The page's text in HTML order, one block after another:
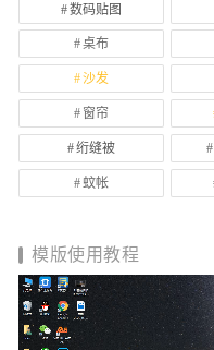
数码贴图
桌布
沙发
窗帘
绗缝被
蚊帐
模版使用教程
视
频
播